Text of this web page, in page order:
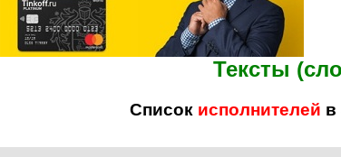
Тексты
Список исполнителей в